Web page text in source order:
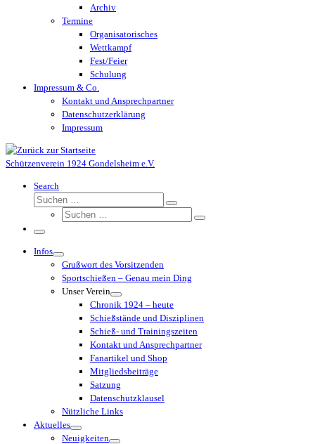
Archiv
Termine
Organisatorisches
Wettkampf
Fest/Feier
Schulung
Impressum & Co.
Kontakt und Ansprechpartner
Datenschutzerklärung
Impressum
Schützenverein 1924 Gondelsheim e.V.
Search
Suche
Suchen …
Suche
Suchen …
Menü
Infos
Grußwort des Vorsitzenden
Sportschießen – Genau mein Ding
Unser Verein
Chronik 1924 – heute
Schießstände und Disziplinen
Schieß- und Trainingszeiten
Kontakt und Ansprechpartner
Fanartikel und Shop
Mitgliedsbeiträge
Satzung
Datenschutzklausel
Nützliche Links
Aktuelles
Neuigkeiten